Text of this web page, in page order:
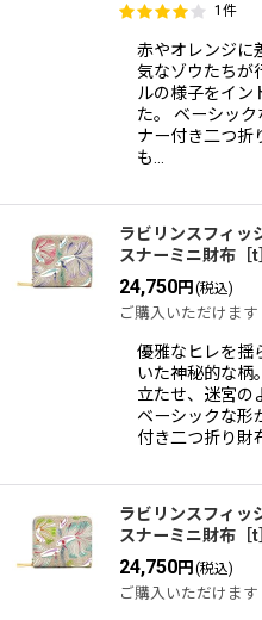
1 件
赤やオレンジに
気なゾウたちが
ルの様子をイン
た。 ベーシッ
ナー付き二つ折
も…
ラビリンスフィッ
スナーミニ財布［t
24,750円 (税込)
ご購入いただけます
優雅なヒレを揺
いた神秘的な柄
立たせ、迷宮の
ベーシックな形
付き二つ折り財
ラビリンスフィッ
スナーミニ財布［t
24,750円 (税込)
ご購入いただけます